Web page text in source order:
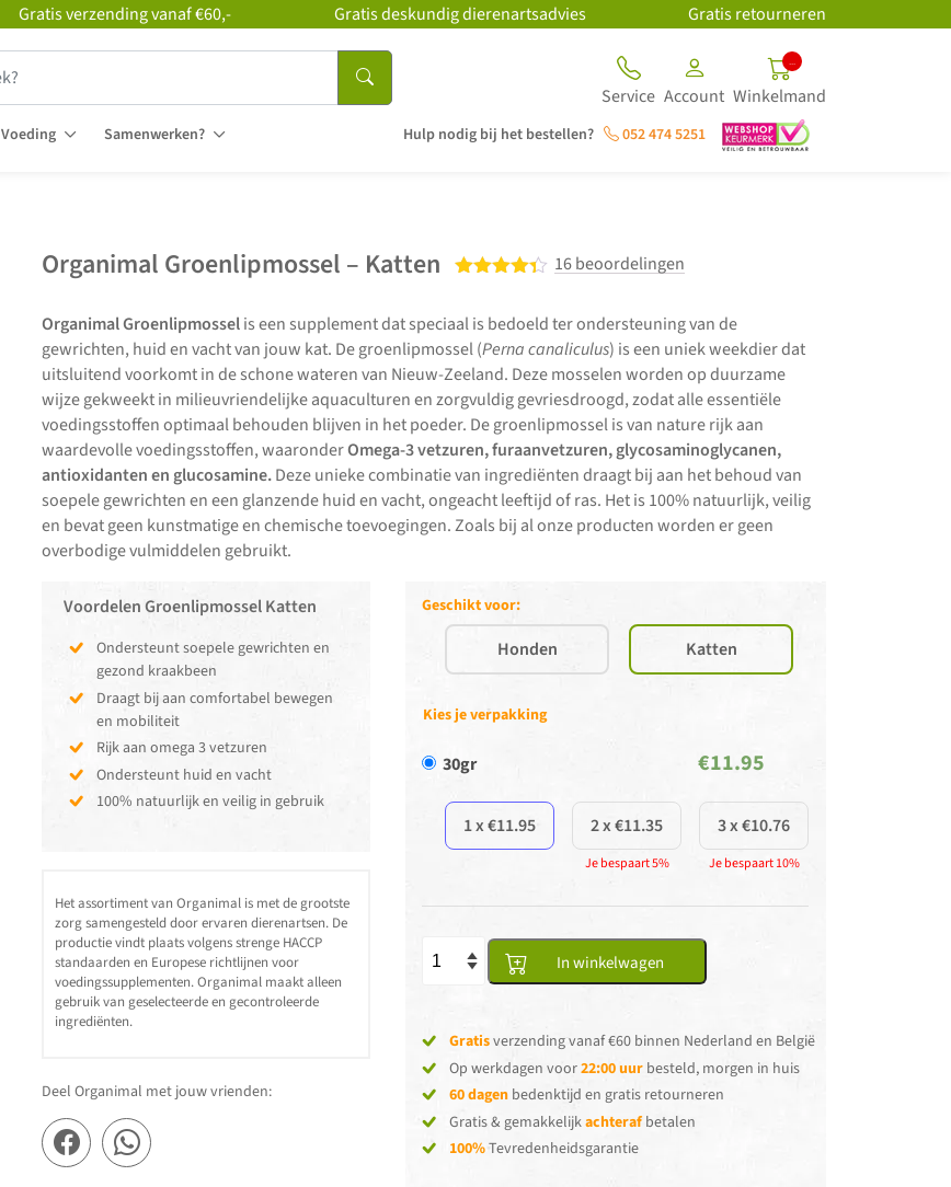
Gratis verzending vanaf €60,- Gratis deskundig dierenartsadvies Gratis retourneren
Service Account
..
Winkelmand
Voeding Samenwerken? Hulp nodig bij het bestellen? 052 474 5251
Organimal Groenlipmossel – Katten 16 beoordelingen
Organimal Groenlipmosselis een supplement dat speciaal is bedoeld ter ondersteuning van de
gewrichten, huid en vacht van jouw kat. De groenlipmossel (Perna canaliculus) is een uniek weekdier dat
uitsluitend voorkomt in de schone wateren van Nieuw-Zeeland. Deze mosselen worden op duurzame
wijze gekweekt in milieuvriendelijke aquaculturen en zorgvuldig gevriesdroogd, zodat alle essentiële
voedingsstoffen optimaal behouden blijven in het poeder. De groenlipmossel is van nature rijk aan
waardevolle voedingsstoffen, waaronderOmega-3 vetzuren, furaanvetzuren, glycosaminoglycanen,
antioxidanten en glucosamine.Deze unieke combinatie van ingrediënten draagt bij aan het behoud van
soepele gewrichten en een glanzende huid en vacht, ongeacht leeftijd of ras. Het is 100% natuurlijk, veilig
en bevat geen kunstmatige en chemische toevoegingen. Zoals bij al onze producten worden er geen
overbodige vulmiddelen gebruikt.
Voordelen Groenlipmossel Katten
Ondersteunt soepele gewrichten en
gezond kraakbeen
Draagt bij aan comfortabel bewegen
en mobiliteit
Rijk aan omega 3 vetzuren
Ondersteunt huid en vacht
100% natuurlijk en veilig in gebruik
Het assortiment van Organimal is met de grootste
zorg samengesteld door ervaren dierenartsen. De
productie vindt plaats volgens strenge HACCP
standaarden en Europese richtlijnen voor
voedingssupplementen. Organimal maakt alleen
gebruik van geselecteerde en gecontroleerde
ingrediënten.
Deel Organimal met jouw vrienden:
Geschikt voor:
Honden Katten
Kies je verpakking
30gr €11.95
1 x €11.95 2 x €11.35
Je bespaart 5%
3 x €10.76
Je bespaart 10%
In winkelwagen
Gratisverzending vanaf €60 binnen Nederland en België
Op werkdagen voor22:00 uur besteld, morgen in huis
60 dagen bedenktijd en gratis retourneren
Gratis & gemakkelijkachteraf betalen
100%Tevredenheidsgarantie